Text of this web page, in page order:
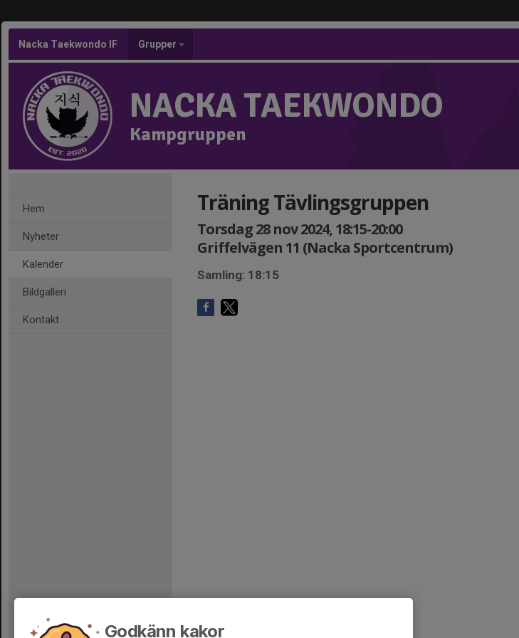
Nacka Taekwondo IF Grupper
NACKA TAEKWONDO
Kampgruppen
Hem
Nyheter
Kalender
Bildgalleri
Kontakt
Träning Tävlingsgruppen
Torsdag 28 nov 2024, 18:15-20:00
Griffelvägen 11 (Nacka Sportcentrum)
Samling: 18:15
Godkänn kakor